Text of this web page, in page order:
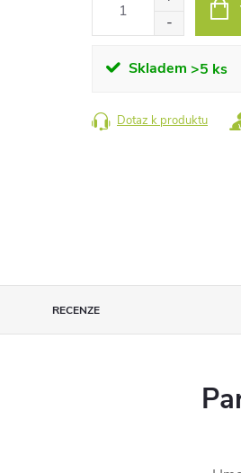
Skladem >5 ks
Dotaz k produktu
RECENZE